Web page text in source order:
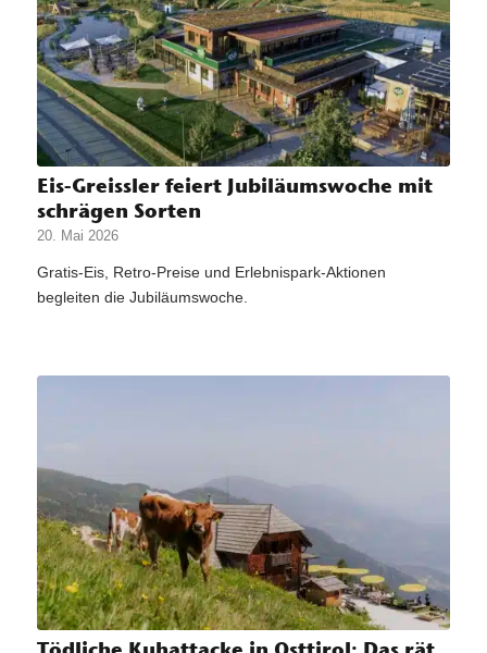
Eis-Greissler feiert Jubiläumswoche mit
schrägen Sorten
20. Mai 2026
Gratis-Eis, Retro-Preise und Erlebnispark-Aktionen
begleiten die Jubiläumswoche.